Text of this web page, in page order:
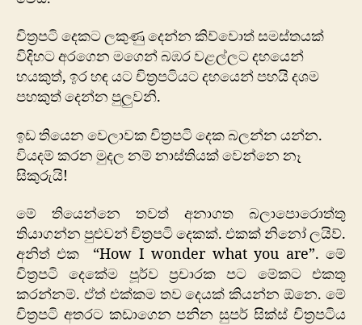
චිත්‍රපටි දෙකට ලකුණු දෙන්න කිව්වොත් සමස්තයක්
විදිහට අරගෙන මගෙන් බඹර වළල්ලට දහයෙන්
හයකුත්, ඉර හඳ යට චිත්‍රපටියට දහයෙන් පහයි දශම
පහකුත් දෙන්න පුලුවනි.
ඉඩ තියෙන වෙලාවක චිත්‍රපටි දෙක බලන්න යන්න.
වියදම් කරන මුදල නම් නාස්තියක් වෙන්නෙ නෑ
සිකුරුයි!
මේ තියෙන්නෙ තවත් අනාගත බලාපොරොත්තු
තියාගන්න පුළුවන් චිත්‍රපටි දෙකක්. එකක් නිනෝ ලයිව්.
අනිත් එක “How I wonder what you are”. මේ
චිත්‍රපටි ‍දෙකේම පූර්ව ප්‍රචාරක පට මේකට එකතු
කරන්නම්. ඒත් එක්කම තව දෙයක් කියන්න ඕනෙ. මේ
චිත්‍රපටි අතරට කඩාගෙන පනින සුපර් සික්ස් චිත්‍රපටිය